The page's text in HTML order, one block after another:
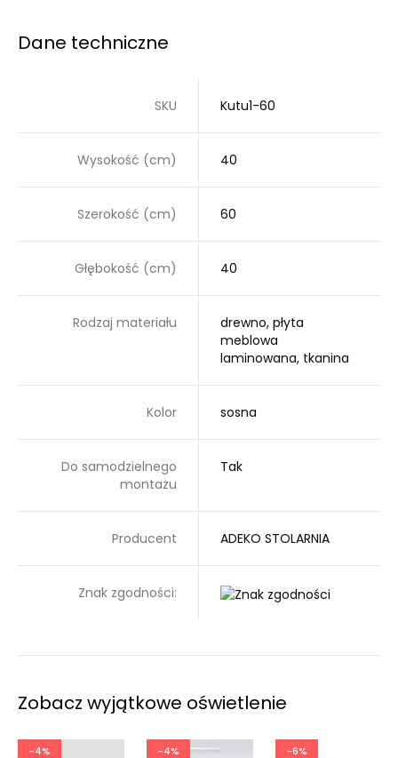
Dane techniczne
SKU Kutu1-60
Wysokość (cm) 40
Szerokość (cm) 60
Głębokość (cm) 40
Rodzaj materiału
drewno, płyta
meblowa
laminowana, tkanina
Kolor sosna
Do samodzielnego
montażu
Tak
Producent ADEKO STOLARNIA
Znak zgodności:
Zobacz wyjątkowe oświetlenie
-4% -4% -6%